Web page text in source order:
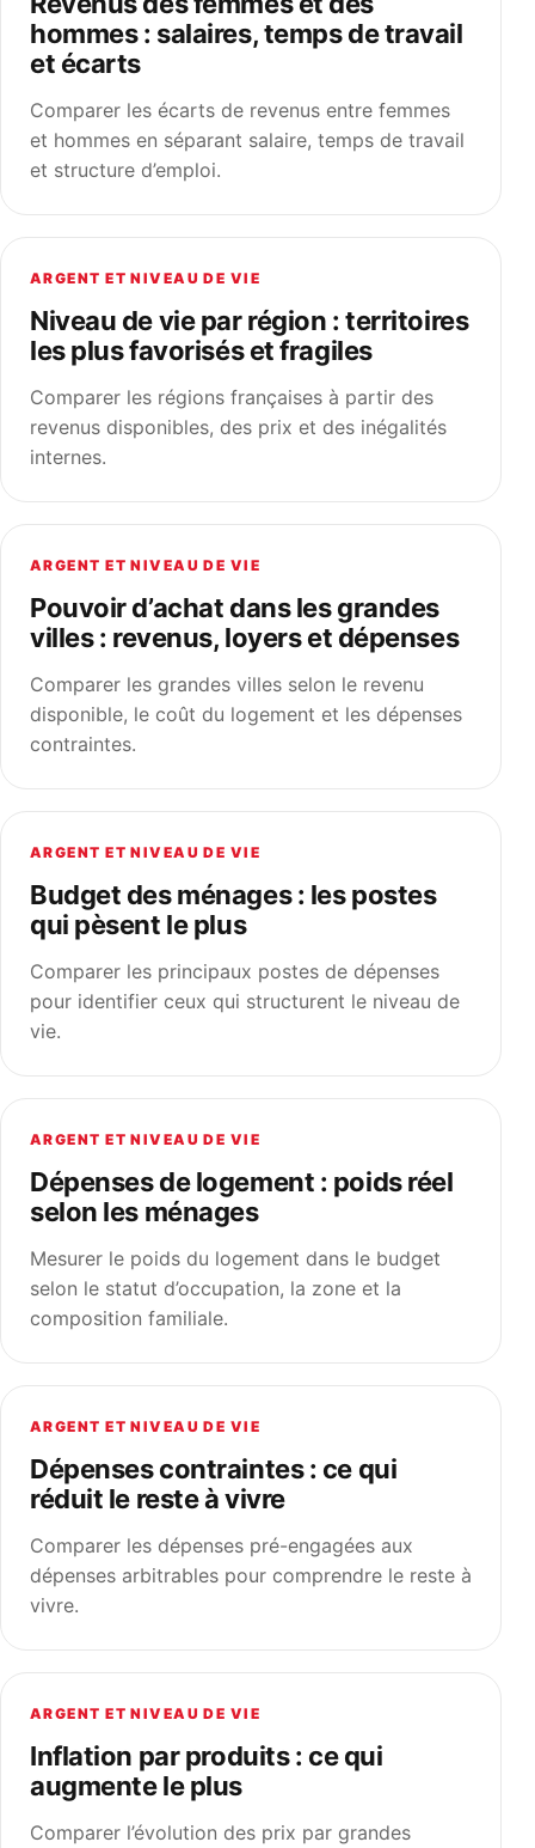
hommes : salaires, temps de travail
et écarts
Comparer les écarts de revenus entre femmes
et hommes en séparant salaire, temps de travail
et structure d’emploi.
ARGENT ET NIVEAU DE VIE
Niveau de vie par région : territoires
les plus favorisés et fragiles
Comparer les régions françaises à partir des
revenus disponibles, des prix et des inégalités
internes.
ARGENT ET NIVEAU DE VIE
Pouvoir d’achat dans les grandes
villes : revenus, loyers et dépenses
Comparer les grandes villes selon le revenu
disponible, le coût du logement et les dépenses
contraintes.
ARGENT ET NIVEAU DE VIE
Budget des ménages : les postes
qui pèsent le plus
Comparer les principaux postes de dépenses
pour identifier ceux qui structurent le niveau de
vie.
ARGENT ET NIVEAU DE VIE
Dépenses de logement : poids réel
selon les ménages
Mesurer le poids du logement dans le budget
selon le statut d’occupation, la zone et la
composition familiale.
ARGENT ET NIVEAU DE VIE
Dépenses contraintes : ce qui
réduit le reste à vivre
Comparer les dépenses pré-engagées aux
dépenses arbitrables pour comprendre le reste à
vivre.
ARGENT ET NIVEAU DE VIE
Inflation par produits : ce qui
augmente le plus
Comparer l’évolution des prix par grandes